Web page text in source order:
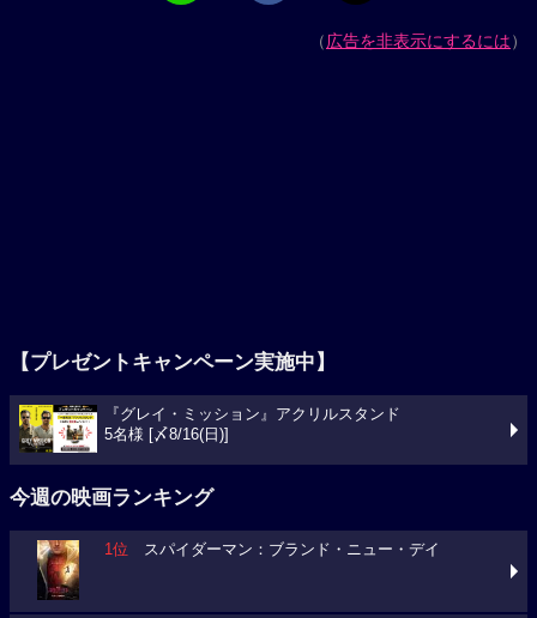
（広告を非表示にするには）
【プレゼントキャンペーン実施中】
『グレイ・ミッション』アクリルスタンド
5名様 [〆8/16(日)]
今週の映画ランキング
1位 スパイダーマン：ブランド・ニュー・デイ